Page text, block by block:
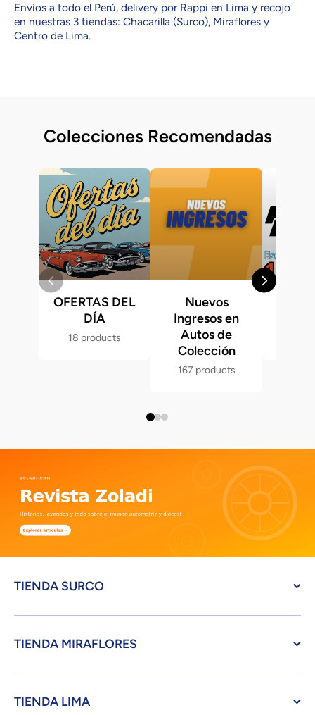
Envíos a todo el Perú, delivery por Rappi en Lima y recojo
en nuestras 3 tiendas: Chacarilla (Surco), Miraflores y
Centro de Lima.
Colecciones Recomendadas
OFERTAS DEL
DÍA
18 products
Nuevos
Ingresos en
Autos de
Colección
167 products
TIENDA SURCO
TIENDA MIRAFLORES
TIENDA LIMA